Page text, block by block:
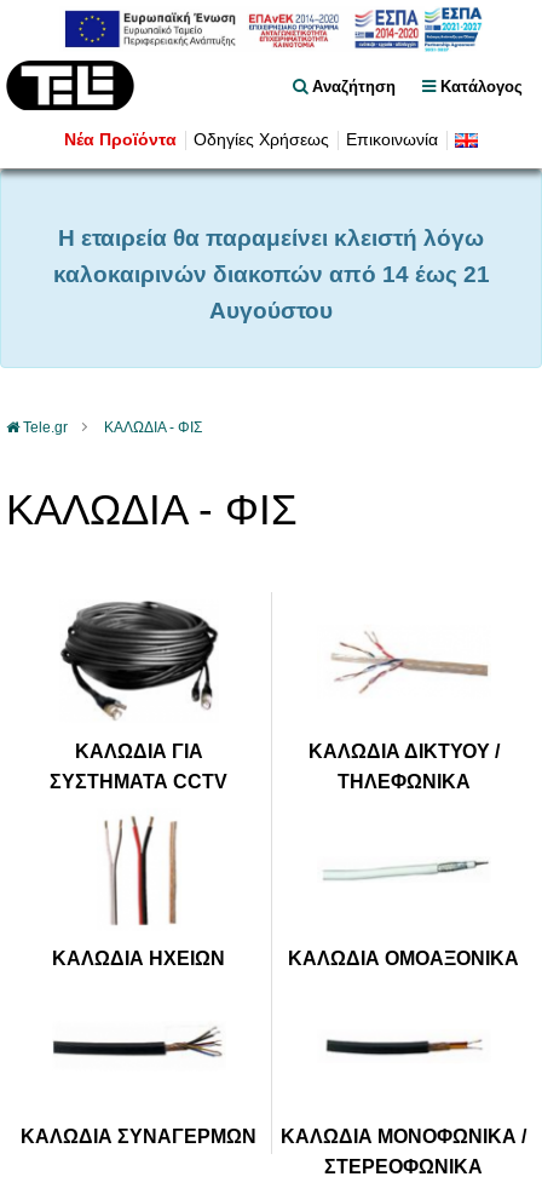
Κατάλογος
Αναζήτηση
Νέα Προϊόντα Οδηγίες Χρήσεως Επικοινωνία
Η εταιρεία θα παραμείνει κλειστή λόγω
καλοκαιρινών διακοπών από 14 έως 21
Αυγούστου
Tele.gr ΚΑΛΩΔΙΑ - ΦΙΣ
ΚΑΛΩΔΙΑ - ΦΙΣ
ΚΑΛΩΔΙΑ ΓΙΑ
ΣΥΣΤΗΜΑΤΑ CCTV
ΚΑΛΩΔΙΑ ΔΙΚΤΥΟΥ /
ΤΗΛΕΦΩΝΙΚΑ
ΚΑΛΩΔΙΑ ΗΧΕΙΩΝ ΚΑΛΩΔΙΑ ΟΜΟΑΞΟΝΙΚΑ
ΚΑΛΩΔΙΑ ΣΥΝΑΓΕΡΜΩΝ
ΚΑΛΩΔΙΑ ΜΟΝΟΦΩΝΙΚΑ /
ΣΤΕΡΕΟΦΩΝΙΚΑ